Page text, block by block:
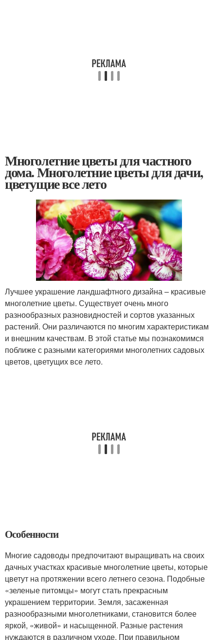
Многолетние цветы для частного
дома. Многолетние цветы для дачи,
цветущие все лето
Лучшее украшение ландшафтного дизайна – красивые
многолетние цветы. Существует очень много
разнообразных разновидностей и сортов указанных
растений. Они различаются по многим характеристикам
и внешним качествам. В этой статье мы познакомимся
поближе с разными категориями многолетних садовых
цветов, цветущих все лето.
Особенности
Многие садоводы предпочитают выращивать на своих
дачных участках красивые многолетние цветы, которые
цветут на протяжении всего летнего сезона. Подобные
«зеленые питомцы» могут стать прекрасным
украшением территории. Земля, засаженная
разнообразными многолетниками, становится более
яркой, «живой» и насыщенной. Разные растения
нуждаются в различном уходе. При правильном